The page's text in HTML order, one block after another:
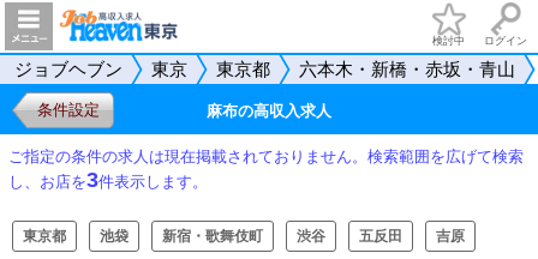
検討中 ログイン
ジョブヘブン 東京 東京都 六本木・新橋・赤坂・青山
条件設定 麻布の高収入求人
ご指定の条件の求人は現在掲載されておりません。検索範囲を広げて検索
し、お店を3件表示します。
東京都 池袋 新宿・歌舞伎町 渋谷 五反田 吉原